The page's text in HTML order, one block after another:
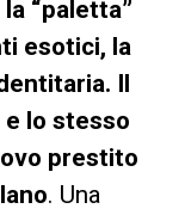
“paletta”
esotici, la
Il
lo stesso
prestito
. Una